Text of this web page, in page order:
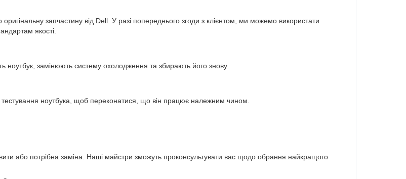
запчастину від Dell. У разі попереднього згоди з клієнтом, ми можемо використати
якості.
замінюють систему охолодження та збирають його знову.
ноутбука, щоб переконатися, що він працює належним чином.
або потрібна заміна. Наші майстри зможуть проконсультувати вас щодо обрання найкращого